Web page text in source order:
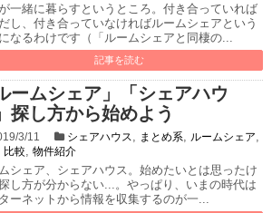
一緒に暮らすというところ。付き合っていれば
し、付き合っていなければルームシェアという
なるわけです（「ルームシェアと同棲の...
記事を読む
ームシェア」「シェアハウ
探し方から始めよう
3/11 シェアハウス まとめ系 ルームシェア
比較 物件紹介
シェア、シェアハウス。始めたいとは思ったけ
し方が分からない...。やっぱり、いまの時代は
ーネットから情報を収集するのが一...